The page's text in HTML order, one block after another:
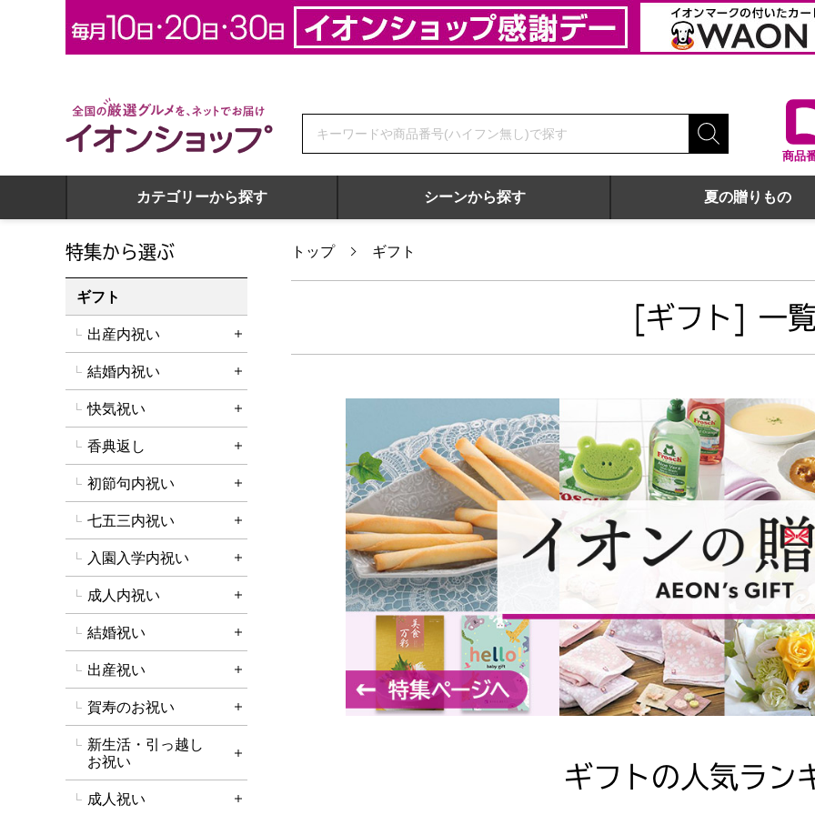
全国の厳選グルメを、ネットでお届け イオンショップ
商品
カテゴリーから探す シーンから探す 夏の贈りもの
トップ ギフト
[ギフト] 一
ギフトの人気ラン
特集から選ぶ
ギフト
出産内祝い
詳細を開く
結婚内祝い
詳細を開く
快気祝い
詳細を開く
香典返し
詳細を開く
初節句内祝い
詳細を開く
七五三内祝い
詳細を開く
入園入学内祝い
詳細を開く
成人内祝い
詳細を開く
結婚祝い
詳細を開く
出産祝い
詳細を開く
賀寿のお祝い
詳細を開く
新生活・引っ越し
お祝い
詳細を開く
成人祝い 詳細を開く